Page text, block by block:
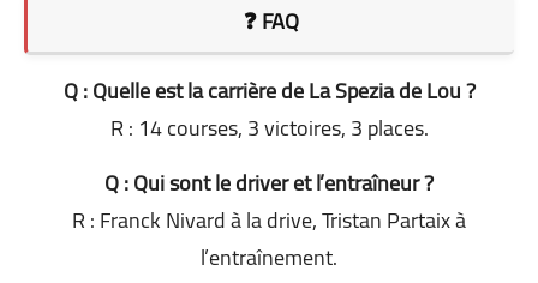
❓ FAQ
Q : Quelle est la carrière de La Spezia de Lou ?
R : 14 courses, 3 victoires, 3 places.
Q : Qui sont le driver et l’entraîneur ?
R : Franck Nivard à la drive, Tristan Partaix à
l’entraînement.